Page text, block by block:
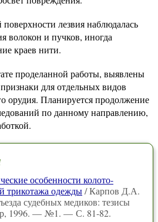
лезвия наблюдалась
волокон и пучков, иногда
краев нити.
проделанной работы, выявлены
для отдельных видов
орудия. Планируется продолжение
по данному направлению,
особенности колото-
трикотажа одежды/ Карпов Д.А.
судебных медиков: тезисы
1996. — №1. — С. 81-82.